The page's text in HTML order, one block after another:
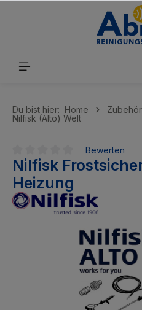
Du bist hier: Home
Nilfisk (Alto) Welt
Durchschnittliche Bewertung
Bewerten
Nilfisk
Heizung